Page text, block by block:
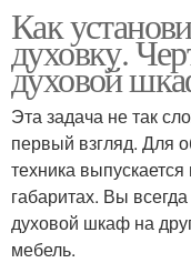
Как
духовку.
духовой
Эта задача не так
первый взгляд. Для
техника
габаритах. Вы
духовой шкаф на
мебель.